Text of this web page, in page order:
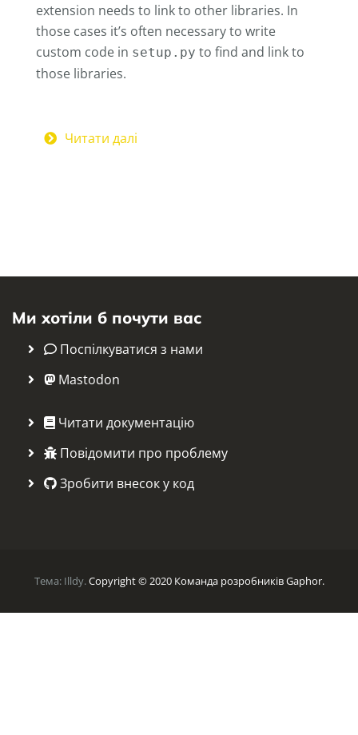
extension needs to link to other libraries. In
those cases it’s often necessary to write
custom code in setup.py to find and link to
those libraries.
Читати далі
Ми хотіли б почути вас
Поспілкуватися з нами
Mastodon
Читати документацію
Повідомити про проблему
Зробити внесок у код
Тема: Illdy.Copyright © 2020 Команда розробників Gaphor.